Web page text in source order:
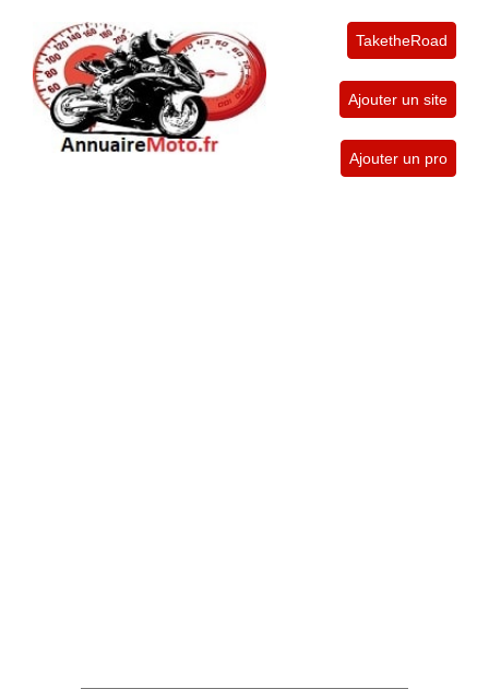
TaketheRoad
Ajouter un site
Ajouter un pro